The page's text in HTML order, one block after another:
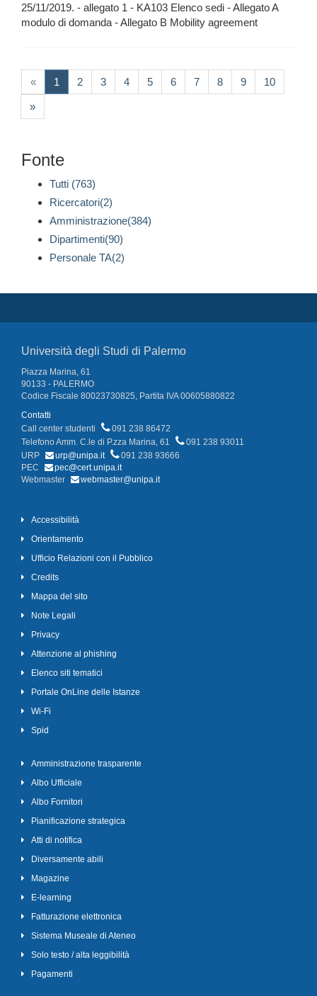
25/11/2019. - allegato 1 - KA103 Elenco sedi - Allegato A
modulo di domanda - Allegato B Mobility agreement
« 1 (current)
2 3 4 5 6 7 8 9 10
»
Fonte
Tutti (763)
Ricercatori(2)
Amministrazione(384)
Dipartimenti(90)
Personale TA(2)
Università degli Studi di Palermo
Piazza Marina, 61
90133 - PALERMO
Codice Fiscale 80023730825, Partita IVA 00605880822
Contatti
Call center studenti
091 238 86472
Telefono Amm. C.le di P.zza Marina, 61
091 238 93011
URP
urp@unipa.it
091 238 93666
PEC
pec@cert.unipa.it
Webmaster
webmaster@unipa.it
Accessibilità
Orientamento
Ufficio Relazioni con il Pubblico
Credits
Mappa del sito
Note Legali
Privacy
Attenzione al phishing
Elenco siti tematici
Portale OnLine delle Istanze
Wi-Fi
Spid
Amministrazione trasparente
Albo Ufficiale
Albo Fornitori
Pianificazione strategica
Atti di notifica
Diversamente abili
Magazine
E-learning
Fatturazione elettronica
Sistema Museale di Ateneo
Solo testo / alta leggibilità
Pagamenti